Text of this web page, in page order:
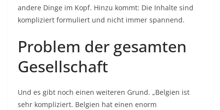
andere Dinge im Kopf. Hinzu kommt: Die Inhalte sind
kompliziert formuliert und nicht immer spannend.
Problem der gesamten
Gesellschaft
Und es gibt noch einen weiteren Grund. „Belgien ist
sehr kompliziert. Belgien hat einen enorm